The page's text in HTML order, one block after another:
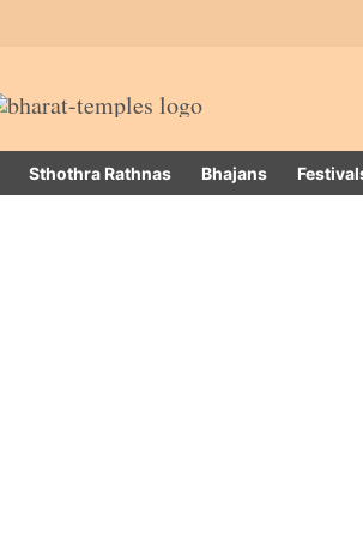
Sthothra Rathnas Bhajans